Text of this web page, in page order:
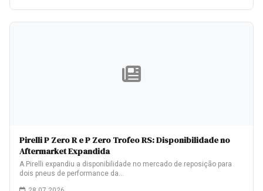
Pirelli P Zero R e P Zero Trofeo RS: Disponibilidade no
Aftermarket Expandida
A Pirelli expandiu a disponibilidade no mercado de reposição para
dois pneus de performance da…